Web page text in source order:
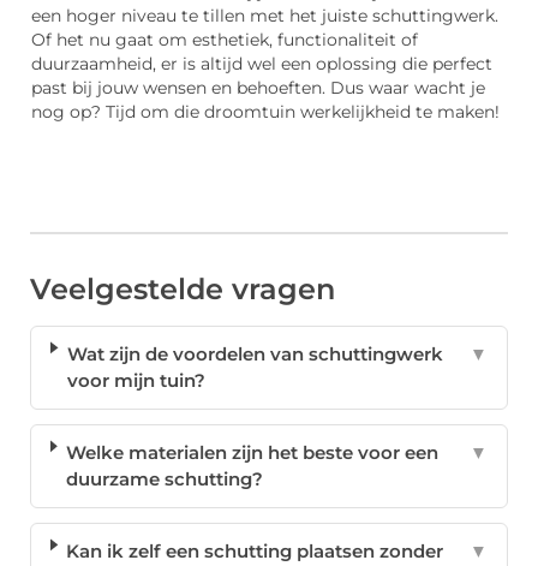
een hoger niveau te tillen met het juiste schuttingwerk.
Of het nu gaat om esthetiek, functionaliteit of
duurzaamheid, er is altijd wel een oplossing die perfect
past bij jouw wensen en behoeften. Dus waar wacht je
nog op? Tijd om die droomtuin werkelijkheid te maken!
Veelgestelde vragen
Wat zijn de voordelen van schuttingwerk
voor mijn tuin?
▼
Welke materialen zijn het beste voor een
duurzame schutting?
▼
Kan ik zelf een schutting plaatsen zonder
▼